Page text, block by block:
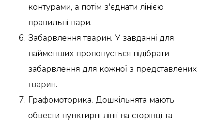
контурами, а потім з'єднати лінією
правильні пари.
Забарвлення тварин. У завданні для
найменших пропонується підібрати
забарвлення для кожної з представлених
тварин.
Графомоторика. Дошкільнята мають
обвести пунктирні лінії на сторінці та